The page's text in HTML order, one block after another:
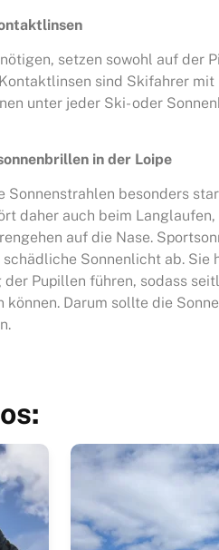
setzen sowohl auf der
sind Skifahrer mit
unter jeder Ski- oder
in der Loipe
Sonnenstrahlen besonders
daher auch beim Langlaufen,
auf die Nase.
Sonnenlicht ab. Sie
der Pupillen führen, sodass
Darum sollte die